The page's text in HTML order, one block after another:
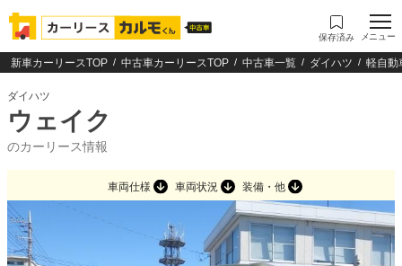
保存済み メニュー
新車カーリースTOP 中古車カーリースTOP 中古車一覧 ダイハツ 軽自動
ダイハツ
ウェイク
のカーリース情報
車両仕様 車両状況 装備・他